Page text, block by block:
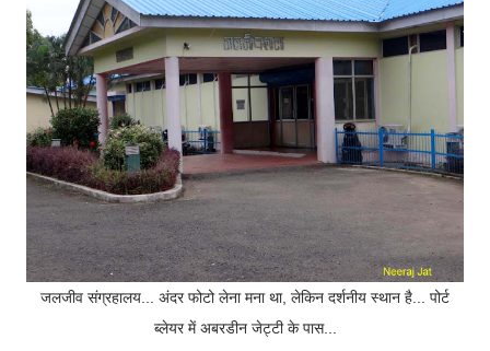
जलजीव संग्रहालय... अंदर फोटो लेना मना था, लेकिन दर्शनीय स्थान है... पोर्ट
ब्लेयर में अबरडीन जेट्टी के पास...